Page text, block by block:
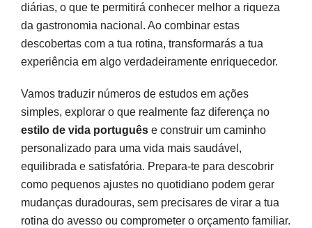
diárias, o que te permitirá conhecer melhor a riqueza
da gastronomia nacional. Ao combinar estas
descobertas com a tua rotina, transformarás a tua
experiência em algo verdadeiramente enriquecedor.
Vamos traduzir números de estudos em ações
simples, explorar o que realmente faz diferença no
estilo de vida português e construir um caminho
personalizado para uma vida mais saudável,
equilibrada e satisfatória. Prepara-te para descobrir
como pequenos ajustes no quotidiano podem gerar
mudanças duradouras, sem precisares de virar a tua
rotina do avesso ou comprometer o orçamento familiar.